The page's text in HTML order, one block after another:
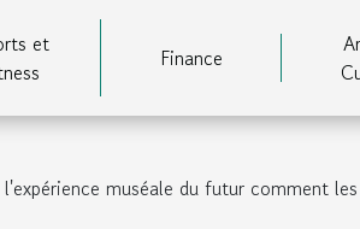
et
Finance
muséale du futur comment